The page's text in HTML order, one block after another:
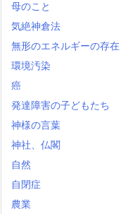
母のこと
気絶神倉法
無形のエネルギーの存在
環境汚染
癌
発達障害の子どもたち
神様の言葉
神社、仏閣
自然
自閉症
農業